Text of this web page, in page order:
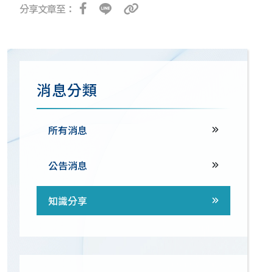
消息分類
所有消息
公告消息
知識分享
分享文章至：